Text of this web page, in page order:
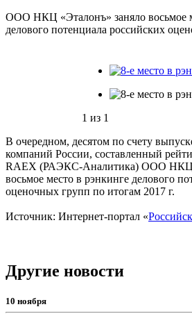
ООО НКЦ «Эталонъ» заняло восьмое
делового потенциала российских
1 из 1
В очередном, десятом по счету
компаний России, составленный
RAEX (РАЭКС-Аналитика) ООО НКЦ
восьмое место в рэнкинге делового
оценочных групп по итогам 2017 г.
Источник: Интернет-портал «
Другие новости
10 ноября